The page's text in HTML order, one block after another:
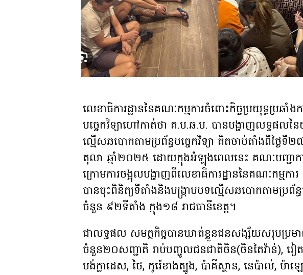
លេខាធិការដ្ឋាននៃគណៈកម្មការចំពោះកិច្ចប្រយុទ្ធប្រឆាំង
បច្ចេកវិទ្យាហៅកាត់ថា គ.ប.ឆ.ប. បានបង្ហាញលទ្ធផលន
ល្មើសឆបោកតាមប្រព័ន្ធបច្ចេកវិទ្យា គិតចាប់តាំងពីថ្ងៃ
តុលា ឆ្នាំ២០២៥ ដោយក្នុងអំឡុងពេលនេះ គណៈបញ្ជាការ
ក្រោមការចង្អុលបង្ហាញពីលេខាធិការដ្ឋាននៃគណៈកម្ម
បានចុះពិនិត្យទីតាំងនិងបង្ក្រាបបទល្មើសឆបោកតាមប្រព័ន្
ចំនួន ៩២ទីតាំង ក្នុង១៨ រាជធានីខេត្ត។
ជាលទ្ធផល សមត្ថកិច្ចបានឃាត់ខ្លួនជនសង្ស័យសរុបប្រ
ចំនួន២០សញ្ជាតិ រាប់បញ្ចូលជនជាតិចិន(ចិនតៃវ៉ាន់), វ
បង់ក្លាដេស, ថៃ, កូរ៉េខាងត្បូង, ប៉ាគីស្ថាន, នេប៉ាល់, ម៉